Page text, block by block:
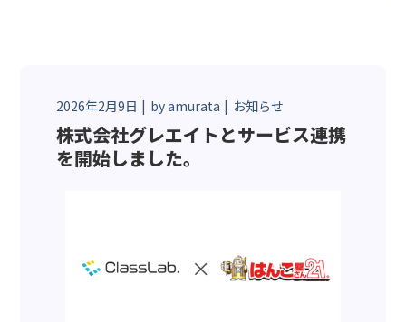
2026年2月9日 byamurata お知らせ
株式会社グレエイトとサービス連携
を開始しました。